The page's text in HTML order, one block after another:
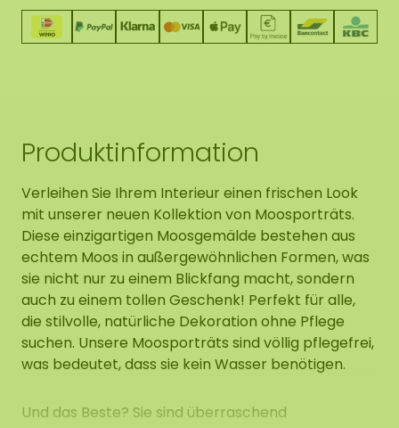
Produktinformation
Verleihen Sie Ihrem Interieur einen frischen Look
mit unserer neuen Kollektion von Moosporträts.
Diese einzigartigen Moosgemälde bestehen aus
echtem Moos in außergewöhnlichen Formen, was
sie nicht nur zu einem Blickfang macht, sondern
auch zu einem tollen Geschenk! Perfekt für alle,
die stilvolle, natürliche Dekoration ohne Pflege
suchen. Unsere Moosporträts sind völlig pflegefrei,
was bedeutet, dass sie kein Wasser benötigen.
Und das Beste? Sie sind überraschend